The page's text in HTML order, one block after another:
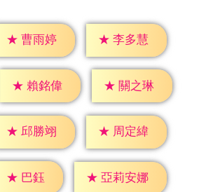
★ 曹雨婷 ★ 李多慧
★ 賴銘偉 ★ 關之琳
★ 邱勝翊 ★ 周定緯
★ 巴鈺 ★ 亞莉安娜